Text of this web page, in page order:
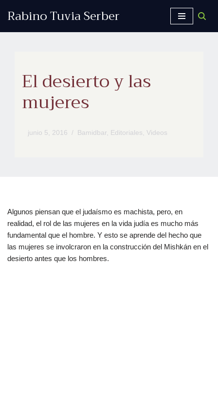
Rabino Tuvia Serber
El desierto y las
mujeres
junio 5, 2016 Bamidbar, Editoriales, Videos
Algunos piensan que el judaísmo es machista, pero, en
realidad, el rol de las mujeres en la vida judía es mucho más
fundamental que el hombre. Y esto se aprende del hecho que
las mujeres se involcraron en la construcción del Mishkán en el
desierto antes que los hombres.